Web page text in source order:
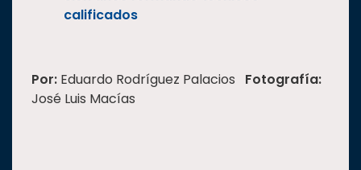
calificados
Por: Eduardo Rodríguez Palacios Fotografía:
José Luis Macías